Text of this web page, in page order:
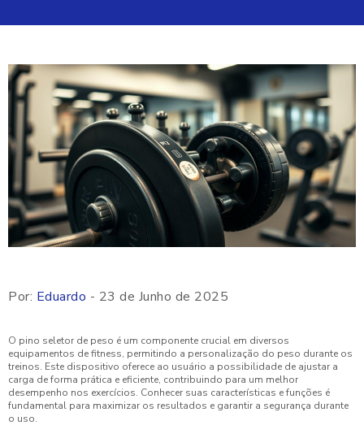
Por: Eduardo - 23 de Junho de 2025
O pino seletor de peso é um componente crucial em diversos
equipamentos de fitness, permitindo a personalização do peso durante os
treinos. Este dispositivo oferece ao usuário a possibilidade de ajustar a
carga de forma prática e eficiente, contribuindo para um melhor
desempenho nos exercícios. Conhecer suas características e funções é
fundamental para maximizar os resultados e garantir a segurança durante
o uso.